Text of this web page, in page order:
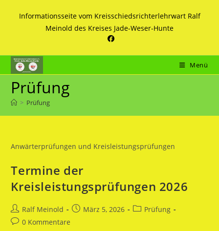
Informationsseite vom Kreisschiedsrichterlehrwart Ralf
Meinold des Kreises Jade-Weser-Hunte
Menü
Prüfung
> Prüfung
Anwärterprüfungen und Kreisleistungsprüfungen
Termine der
Kreisleistungsprüfungen 2026
Beitrags-
Autor:
Ralf Meinold
BeitragMärz 5, 2026
Beitrags-
Prüfung
Beitrags-
0 Kommentare